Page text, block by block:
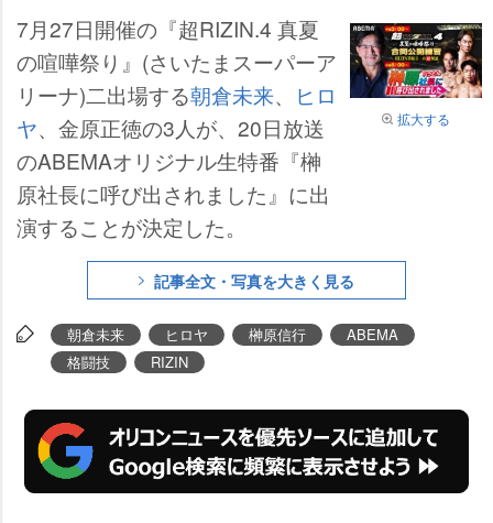
拡大する
7月27日開催の『超RIZIN.4 真夏
の喧嘩祭り』(さいたまスーパーア
リーナ)二出場する朝倉未来、
ヒロ
ヤ、金原正徳の3人が、20日放送
のABEMAオリジナル生特番『榊
原社長に呼び出されました』に出
演することが決定した。
記事全文・写真を大きく見る
朝倉未来 ヒロヤ 榊原信行
ABEMA
格闘技
RIZIN